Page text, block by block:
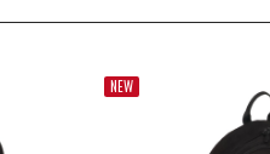
NEW